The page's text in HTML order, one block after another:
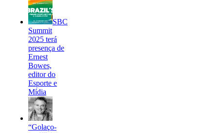
SBC
Summit
2025 terá
presença de
Ernest
Bowes,
editor do
Esporte e
Mídia
“Golaço-